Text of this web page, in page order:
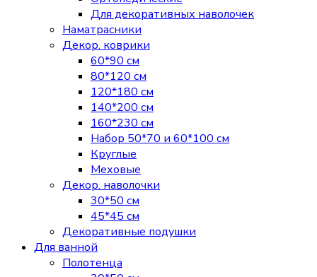
Для декоративных наволочек
Наматрасники
Декор. коврики
60*90 см
80*120 см
120*180 см
140*200 см
160*230 см
Набор 50*70 и 60*100 см
Круглые
Меховые
Декор. наволочки
30*50 см
45*45 см
Декоративные подушки
Для ванной
Полотенца